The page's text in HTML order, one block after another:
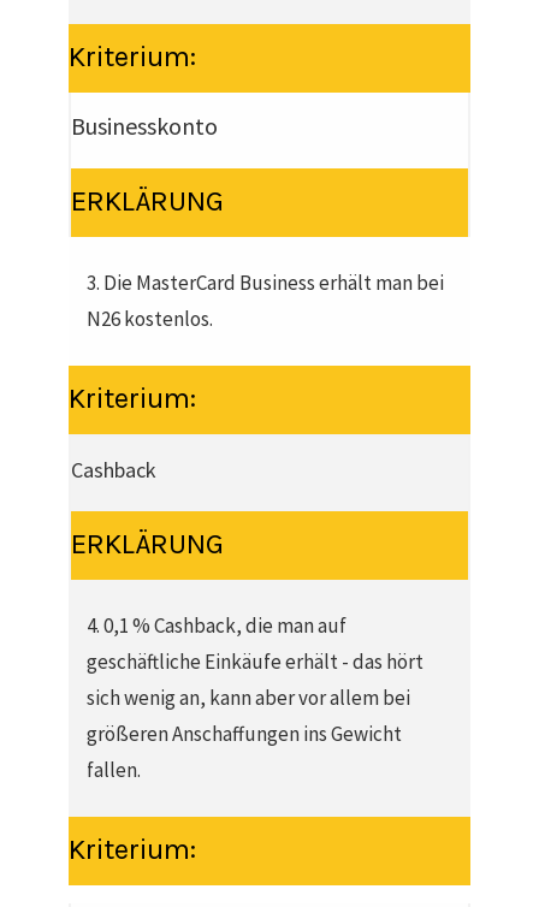
Kriterium:
Businesskonto
ERKLÄRUNG
3. Die MasterCard Business erhält man bei
N26 kostenlos.
Kriterium:
Cashback
ERKLÄRUNG
4. 0,1 % Cashback, die man auf
geschäftliche Einkäufe erhält - das hört
sich wenig an, kann aber vor allem bei
größeren Anschaffungen ins Gewicht
fallen.
Kriterium: